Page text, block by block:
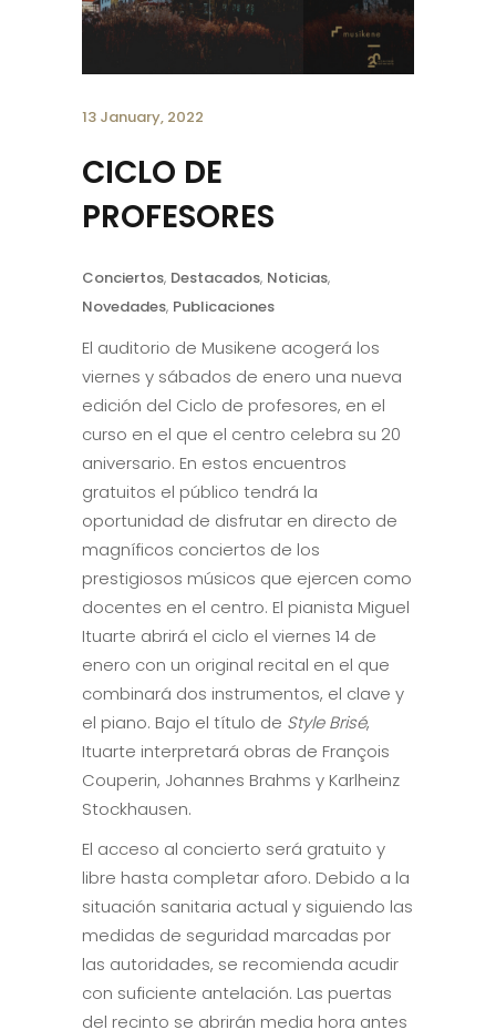
13 January, 2022
CICLO DE
PROFESORES
Conciertos, Destacados, Noticias,
Novedades, Publicaciones
El auditorio de Musikene acogerá los
viernes y sábados de enero una nueva
edición del Ciclo de profesores, en el
curso en el que el centro celebra su 20
aniversario. En estos encuentros
gratuitos el público tendrá la
oportunidad de disfrutar en directo de
magníficos conciertos de los
prestigiosos músicos que ejercen como
docentes en el centro. El pianista Miguel
Ituarte abrirá el ciclo el viernes 14 de
enero con un original recital en el que
combinará dos instrumentos, el clave y
el piano. Bajo el título de Style Brisé,
Ituarte interpretará obras de François
Couperin, Johannes Brahms y Karlheinz
Stockhausen.
El acceso al concierto será gratuito y
libre hasta completar aforo. Debido a la
situación sanitaria actual y siguiendo las
medidas de seguridad marcadas por
las autoridades, se recomienda acudir
con suficiente antelación. Las puertas
del recinto se abrirán media hora antes